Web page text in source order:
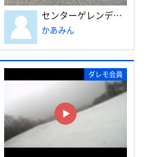
センターゲレンデのナイター
かあみん
ダレモ会員